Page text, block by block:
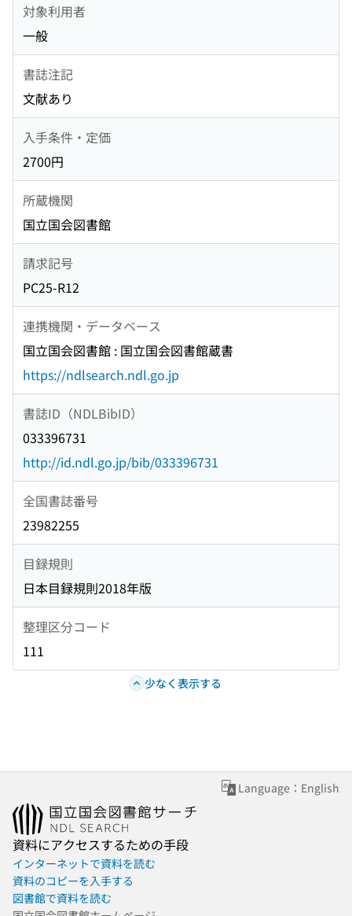
対象利用者
一般
書誌注記
文献あり
入手条件・定価
2700円
所蔵機関
国立国会図書館
請求記号
PC25-R12
連携機関・データベース
国立国会図書館 : 国立国会図書館蔵書
https://ndlsearch.ndl.go.jp
書誌ID（NDLBibID）
033396731
http://id.ndl.go.jp/bib/033396731
全国書誌番号
23982255
目録規則
日本目録規則2018年版
整理区分コード
111
少なく表示する
Language：English
資料にアクセスするための手段
インターネットで資料を読む
資料のコピーを入手する
図書館で資料を読む